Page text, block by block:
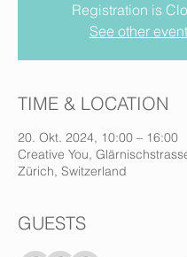
Registration is
See other
TIME & LOCATION
20. Okt. 2024, 10:00 – 16:00
Creative You,
Zürich, Switzerland
GUESTS